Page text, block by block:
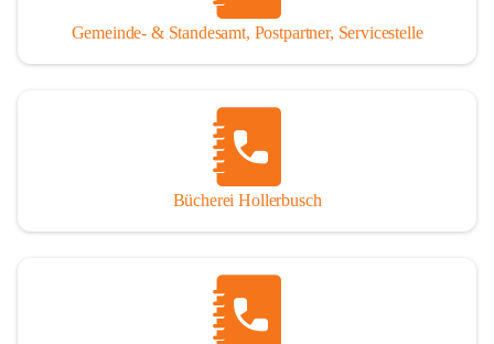
Tragöß - St. Katharein ist eine im Rahmen der
Gemeindestrukturreform 2015 fusionierte Gemeinde, die
aus den ehemaligen Gemeinden Tragöß und St. Katharein
565 bis 2.123 m
Gemeinde- & Standesamt, Postpartner, Servicestelle
Bücherei Hollerbusch